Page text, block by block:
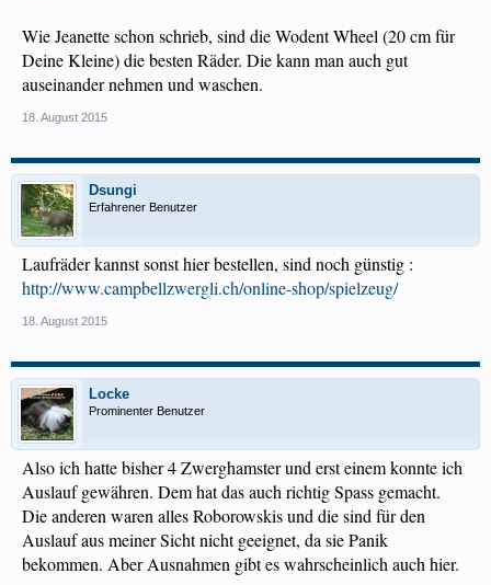
Wie Jeanette schon schrieb, sind die Wodent Wheel (20 cm für
Deine Kleine) die besten Räder. Die kann man auch gut
auseinander nehmen und waschen.
18. August 2015
Dsungi
Erfahrener Benutzer
Laufräder kannst sonst hier bestellen, sind noch günstig :
http://www.campbellzwergli.ch/online-shop/spielzeug/
18. August 2015
Locke
Prominenter Benutzer
Also ich hatte bisher 4 Zwerghamster und erst einem konnte ich
Auslauf gewähren. Dem hat das auch richtig Spass gemacht.
Die anderen waren alles Roborowskis und die sind für den
Auslauf aus meiner Sicht nicht geeignet, da sie Panik
bekommen. Aber Ausnahmen gibt es wahrscheinlich auch hier.